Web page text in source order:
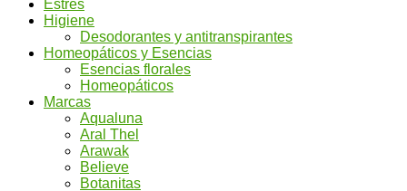
Estrés
Higiene
Desodorantes y antitranspirantes
Homeopáticos y Esencias
Esencias florales
Homeopáticos
Marcas
Aqualuna
Aral Thel
Arawak
Believe
Botanitas